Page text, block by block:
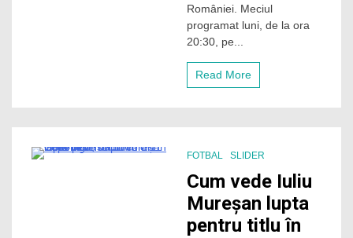
pe
Cluj
prima
etapă
României. Meciul
programat luni, de la ora
20:30, pe...
Read More
FOTBAL SLIDER
Cum vede Iuliu
Mureșan lupta
pentru titlu în